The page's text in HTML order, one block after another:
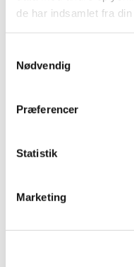
de har indsamlet fra
Nødvendig
Præferencer
Statistik
Marketing